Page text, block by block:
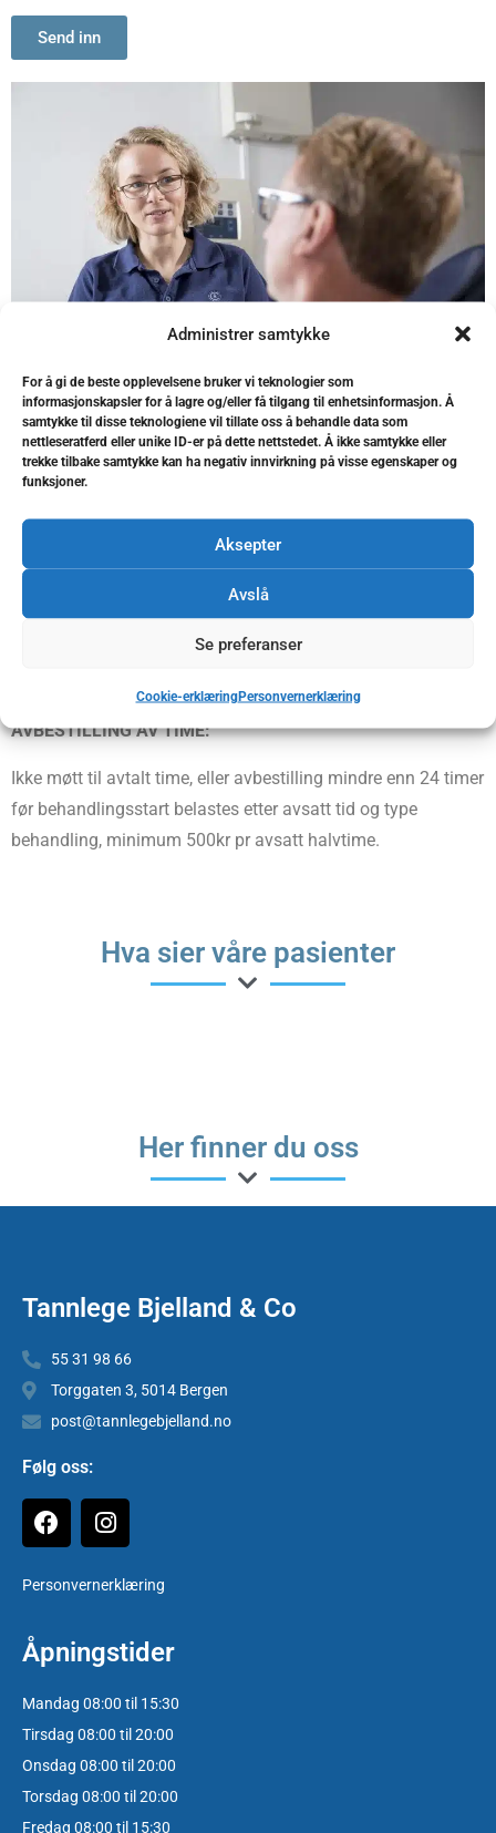
Administrer samtykke
For å gi de beste opplevelsene bruker vi teknologier som
informasjonskapsler for å lagre og/eller få tilgang til enhetsinformasjon. Å
samtykke til disse teknologiene vil tillate oss å behandle data som
nettleseratferd eller unike ID-er på dette nettstedet. Å ikke samtykke eller
trekke tilbake samtykke kan ha negativ innvirkning på visse egenskaper og
funksjoner.
Aksepter
Avslå
Se preferanser
Cookie-erklæringPersonvernerklæring
Send inn
Vennligst benytt kontaktskjema hvis du ønsker å bestille
time utenom vår telefontid.
Mandag: 1000 – 1800
Onsdag: 0800 – 1800
AVBESTILLING AV TIME:
Ikke møtt til avtalt time, eller avbestilling mindre enn 24 timer
før behandlingsstart belastes etter avsatt tid og type
behandling, minimum 500kr pr avsatt halvtime.
Hva sier våre pasienter
Her finner du oss
Tannlege Bjelland & Co
55 31 98 66
Torggaten 3, 5014 Bergen
post@tannlegebjelland.no
Følg oss:
Personvernerklæring
Åpningstider
Mandag 08:00 til 15:30
Tirsdag 08:00 til 20:00
Onsdag 08:00 til 20:00
Torsdag 08:00 til 20:00
Fredag 08:00 til 15:30